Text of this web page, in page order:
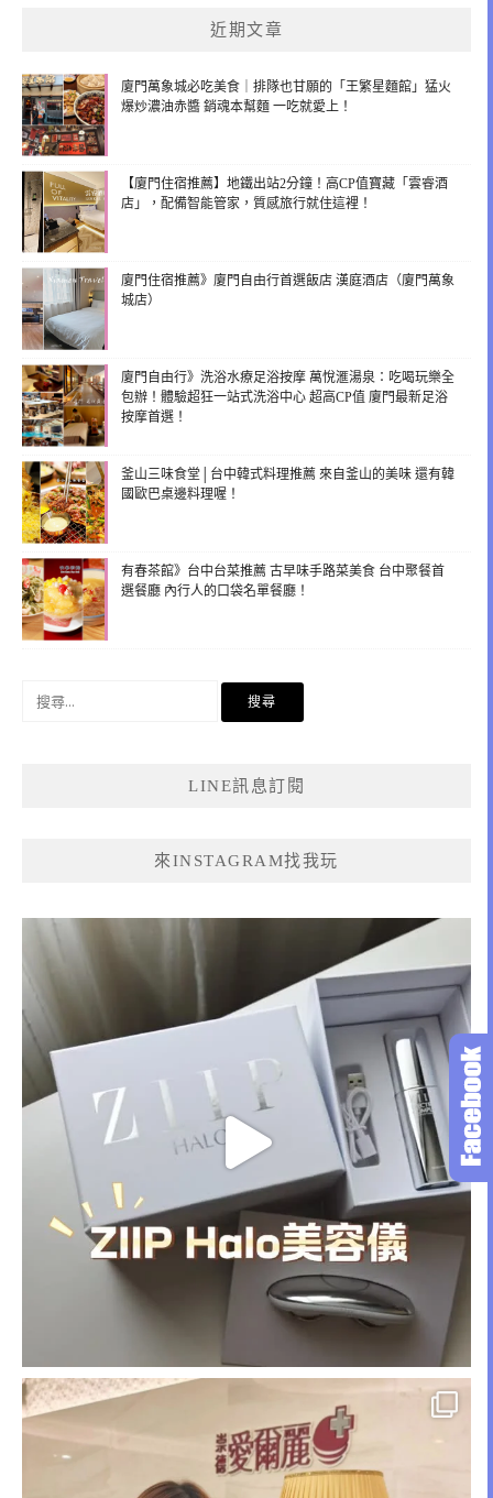
近期文章
廈門萬象城必吃美食｜排隊也甘願的「王繁星麵館」猛火
爆炒濃油赤醬 銷魂本幫麵 一吃就愛上！
【廈門住宿推薦】地鐵出站2分鐘！高CP值寶藏「雲睿酒
店」，配備智能管家，質感旅行就住這裡！
廈門住宿推薦》廈門自由行首選飯店 漢庭酒店（廈門萬象
城店）
廈門自由行》洗浴水療足浴按摩 萬悅滙湯泉：吃喝玩樂全
包辦！體驗超狂一站式洗浴中心 超高CP值 廈門最新足浴
按摩首選！
釜山三味食堂│台中韓式料理推薦 來自釜山的美味 還有韓
國歐巴桌邊料理喔！
有春茶館》台中台菜推薦 古早味手路菜美食 台中聚餐首
選餐廳 內行人的口袋名單餐廳！
LINE訊息訂閱
來INSTAGRAM找我玩